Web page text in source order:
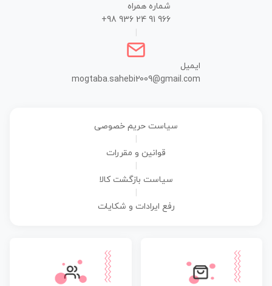
شماره همراه
+98 936 24 91 966
ایمیل
mogtaba.sahebi2009@gmail.com
سیاست حریم خصوصی
قوانین و مقررات
سیاست بازگشت کالا
رفع ایرادات و شکایات